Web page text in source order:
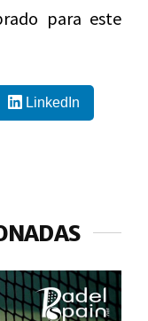
para este
LinkedIn